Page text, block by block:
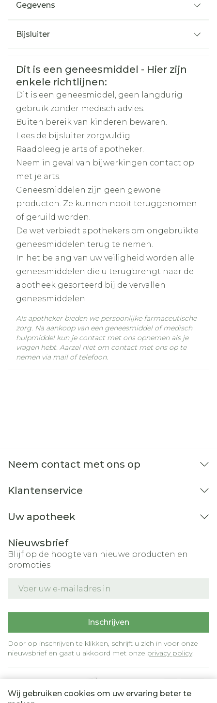
Wij gebruiken cookies om uw ervaring beter te
Gegevens
Merken Agepha
Breedte 23 mm
Lengte
Diepte 95 mm
Hoeveelheid
Verpakking
4.5
Actieve
Ingrediënten
Behoud
Kamertemperatuur (15°C -
25°C)
Bijsluiter
Veiligheidsinformatie
Dit is een geneesmiddel - Hier zijn
enkele richtlijnen:
Dit is een geneesmiddel, geen langdurig
gebruik zonder medisch advies.
Buiten bereik van kinderen bewaren.
Lees de bijsluiter zorgvuldig.
Raadpleeg je arts of apotheker.
Neem in geval van bijwerkingen contact op
met je arts.
Geneesmiddelen zijn geen gewone
producten. Ze kunnen nooit teruggenomen
of geruild worden.
De wet verbiedt apothekers om ongebruikte
geneesmiddelen terug te nemen.
In het belang van uw veiligheid worden alle
geneesmiddelen die u terugbrengt naar de
apotheek gesorteerd bij de vervallen
geneesmiddelen.
Als apotheker bieden we persoonlijke farmaceutische
zorg. Na aankoop van een geneesmiddel of medisch
hulpmiddel kun je contact met ons opnemen als je
vragen hebt. Aarzel niet om contact met ons op te
nemen via mail of telefoon.
Neem contact met ons op
Klantenservice
Uw apotheek
Nieuwsbrief
Blijf op de hoogte van nieuwe producten en
promoties
Inschrijven
Door op inschrijven te klikken, schrijft u zich in voor onze
nieuwsbrief en gaat u akkoord met onze privacy policy.